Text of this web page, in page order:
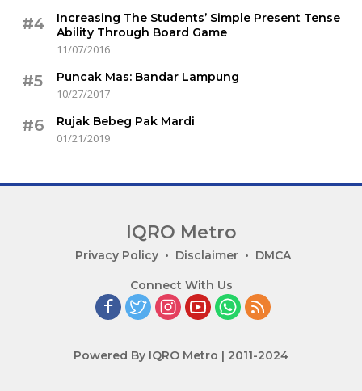
#4
Increasing The Students’ Simple Present Tense
Ability Through Board Game
11/07/2016
#5
Puncak Mas: Bandar Lampung
10/27/2017
#6
Rujak Bebeg Pak Mardi
01/21/2019
IQRO Metro
Privacy Policy Disclaimer DMCA
Connect With Us
Powered By IQRO Metro | 2011-2024